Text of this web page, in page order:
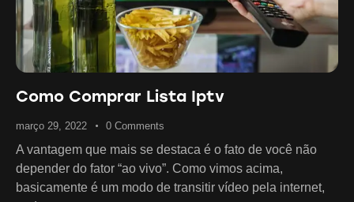
Como Comprar Lista Iptv
março 29, 2022 0 Comments
A vantagem que mais se destaca é o fato de você não
depender do fator “ao vivo”. Como vimos acima,
basicamente é um modo de transitir vídeo pela internet,